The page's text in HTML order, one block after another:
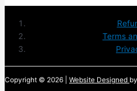
Terms
Copyright © 2026 | Website Designed